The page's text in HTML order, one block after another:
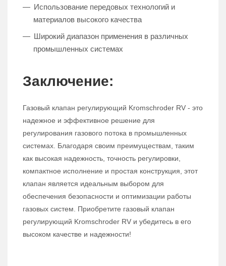
Использование передовых технологий и
материалов высокого качества
Широкий диапазон применения в различных
промышленных системах
Заключение:
Газовый клапан регулирующий Kromschroder RV - это
надежное и эффективное решение для
регулирования газового потока в промышленных
системах. Благодаря своим преимуществам, таким
как высокая надежность, точность регулировки,
компактное исполнение и простая конструкция, этот
клапан является идеальным выбором для
обеспечения безопасности и оптимизации работы
газовых систем. Приобретите газовый клапан
регулирующий Kromschroder RV и убедитесь в его
высоком качестве и надежности!